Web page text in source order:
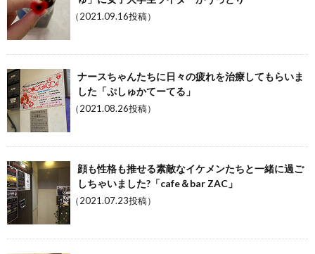
（2021.09.16投稿）
ナースちゃんたちに日々の疲れを治療してもらいま
した「ぷしゅかてーてる」
（2021.08.26投稿）
顔も性格も推せる素敵なイケメンたちと一緒に過ご
しちゃいました?「cafe＆bar ZAC」
（2021.07.23投稿）